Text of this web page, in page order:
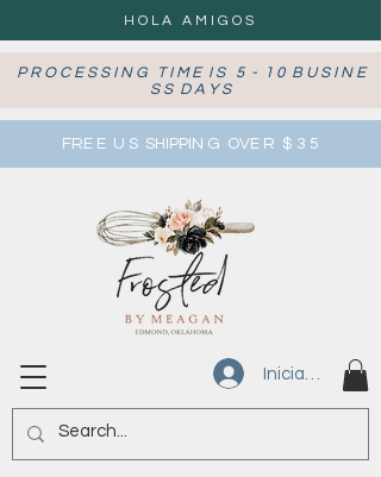
HOLA AMIGOS
P R O C E S S I N G T I M E I S 5 - 1 0 B U S I N E
S S D A Y S
FRE E U S SHIPPIN G OVE R $ 3 5
Iniciar sesión